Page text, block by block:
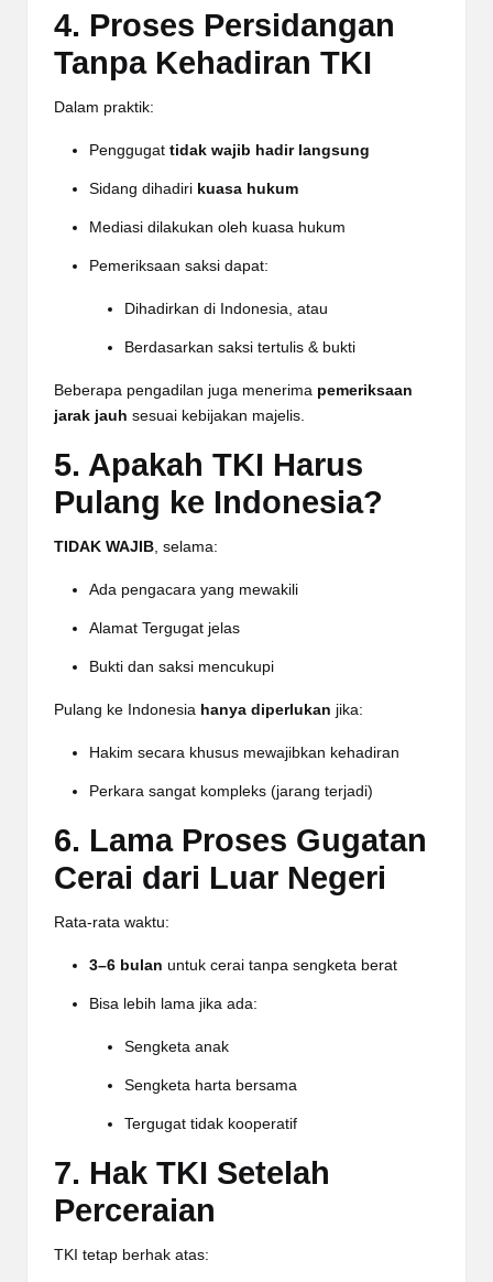
4. Proses Persidangan
Tanpa Kehadiran TKI
Dalam praktik:
Penggugat tidak wajib hadir langsung
Sidang dihadiri kuasa hukum
Mediasi dilakukan oleh kuasa hukum
Pemeriksaan saksi dapat:
Dihadirkan di Indonesia, atau
Berdasarkan saksi tertulis & bukti
Beberapa pengadilan juga menerima pemeriksaan
jarak jauh sesuai kebijakan majelis.
5. Apakah TKI Harus
Pulang ke Indonesia?
TIDAK WAJIB, selama:
Ada pengacara yang mewakili
Alamat Tergugat jelas
Bukti dan saksi mencukupi
Pulang ke Indonesia hanya diperlukan jika:
Hakim secara khusus mewajibkan kehadiran
Perkara sangat kompleks (jarang terjadi)
6. Lama Proses Gugatan
Cerai dari Luar Negeri
Rata-rata waktu:
3–6 bulan untuk cerai tanpa sengketa berat
Bisa lebih lama jika ada:
Sengketa anak
Sengketa harta bersama
Tergugat tidak kooperatif
7. Hak TKI Setelah
Perceraian
TKI tetap berhak atas: